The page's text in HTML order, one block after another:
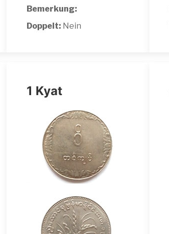
Bemerkung:
Doppelt: Nein
1 Kyat